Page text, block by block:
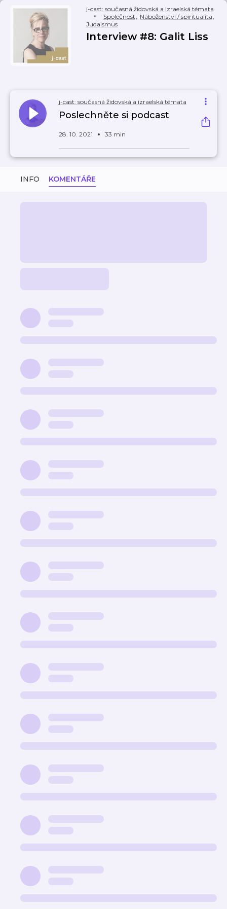
j-cast: současná židovská a izraelská témata
Společnost, Náboženství / spiritualita,
Judaismus
Interview #8: Galit Liss
j-cast: současná židovská a izraelská témata
Poslechněte si podcast
28. 10. 2021 33 min
INFO KOMENTÁŘE